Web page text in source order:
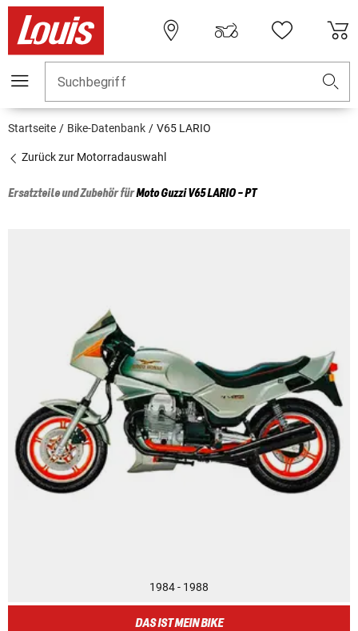
Suchbegriff
Startseite Bike-Datenbank V65 LARIO
Zurück zur Motorradauswahl
Ersatzteile und Zubehör fürMoto GuzziV65 LARIO - PT
1984 - 1988
DAS IST MEIN BIKE